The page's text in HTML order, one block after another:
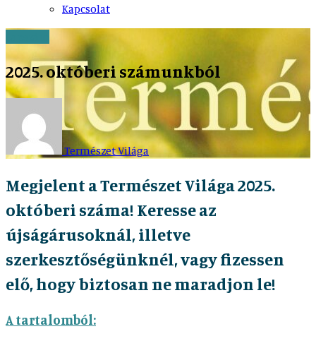
Kapcsolat
2025. októberi számunkból
Természet Világa
Megjelent a Természet Világa 2025.
októberi száma! Keresse az
újságárusoknál, illetve
szerkesztőségünknél, vagy fizessen
elő, hogy biztosan ne maradjon le!
A tartalomból: